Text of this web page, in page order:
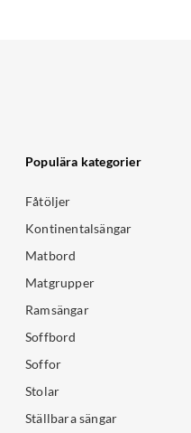
Populära kategorier
Fåtöljer
Kontinentalsängar
Matbord
Matgrupper
Ramsängar
Soffbord
Soffor
Stolar
Ställbara sängar